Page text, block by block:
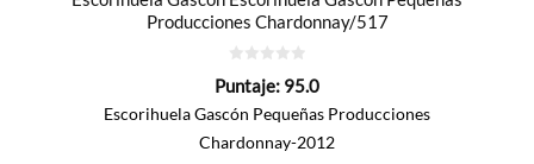
Producciones Chardonnay/517
de
Puntaje: 95.0
Escorihuela Gascón Pequeñas Producciones
Chardonnay-2012